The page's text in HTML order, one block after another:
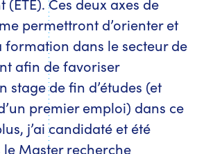
permettront d’orienter et
formation dans le secteur de
afin de favoriser
stage de fin d’études (et
premier emploi) dans ce
j’ai candidaté et été
Master recherche